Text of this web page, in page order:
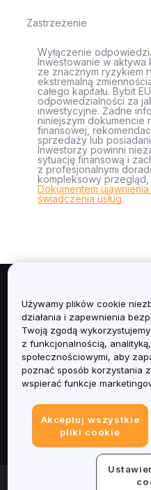
Zastrzeżenie
Wyłączenie
Inwestowanie w
ze znacznym ryzykiem
ekstremalną
całego kapitału. Bybit
odpowiedzialności za
inwestycyjne. Żadne
niniejszym dokumencie
finansowej,
sprzedaży lub
Inwestorzy powinni
sytuację finansową i
z profesjonalnymi
kompleksowy przegląd,
Dokumentem
świadczenia usług.
Informacje
Usługi
Obsługa Klienta
Informacje prawne
© 2025-2026 Bybit.eu. All
Używamy plików cookie
działania i zapewnienia
Twoją zgodą
z funkcjonalnością,
społecznościowymi, aby
poznać sposób korzystania
wspierać funkcje
Akceptuj wszystkie
pliki cookie